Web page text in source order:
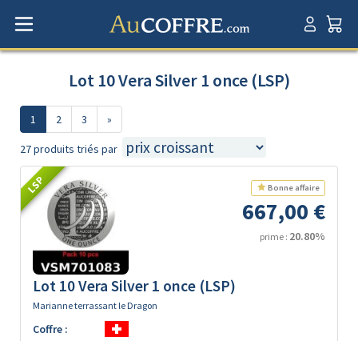
Lot 10 Vera Silver 1 once (LSP)
1 2 3 »
27 produits triés par
LSP Bonne affaire
667,00 €
prime : 20.80%
Lot 10 Vera Silver 1 once (LSP)
Marianne terrassant le Dragon
Coffre :